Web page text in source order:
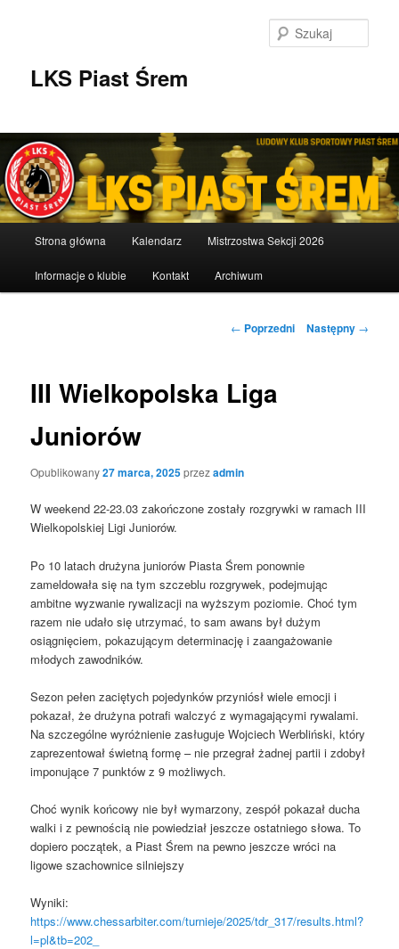
LKS Piast Śrem
Strona główna Kalendarz Mistrzostwa Sekcji 2026
Informacje o klubie Kontakt Archiwum
Nawigacja
← Poprzedni Następny →
III Wielkopolska Liga
Juniorów
Opublikowany27 marca, 2025przezadmin
W weekend 22-23.03 zakończone zostały rozgrywki w ramach III
Wielkopolskiej Ligi Juniorów.
Po 10 latach drużyna juniorów Piasta Śrem ponownie
zameldowała się na tym szczeblu rozgrywek, podejmując
ambitne wyzwanie rywalizacji na wyższym poziomie. Choć tym
razem nie udało się utrzymać, to sam awans był dużym
osiągnięciem, pokazującym determinację i zaangażowanie
młodych zawodników.
Sezon pełen zaciętych pojedynków przyniósł wiele emocji i
pokazał, że drużyna potrafi walczyć z wymagającymi rywalami.
Na szczególne wyróżnienie zasługuje Wojciech Werbliński, który
zaprezentował świetną formę – nie przegrał żadnej partii i zdobył
imponujące 7 punktów z 9 możliwych.
Choć wynik końcowy nie był wymarzony, zespół pokazał ducha
walki i z pewnością nie powiedział jeszcze ostatniego słowa. To
dopiero początek, a Piast Śrem na pewno jeszcze wróci na
ligowe szachownice silniejszy
Wyniki:
https://www.chessarbiter.com/turnieje/2025/tdr_317/results.html?
l=pl&tb=202_